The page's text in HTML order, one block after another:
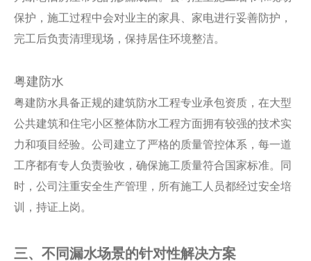
保护，施工过程中会对业主的家具、家电进行妥善防护，
完工后负责清理现场，保持居住环境整洁。
粤建防水
粤建防水具备正规的建筑防水工程专业承包资质，在大型
公共建筑和住宅小区整体防水工程方面拥有较强的技术实
力和项目经验。公司建立了严格的质量管控体系，每一道
工序都有专人负责验收，确保施工质量符合国家标准。同
时，公司注重安全生产管理，所有施工人员都经过安全培
训，持证上岗。
三、不同漏水场景的针对性解决方案